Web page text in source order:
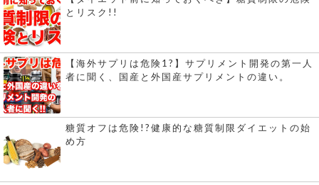
とリスク!!
【海外サプリは危険1?】サプリメント開発の第一人
者に聞く、国産と外国産サプリメントの違い。
糖質オフは危険!?健康的な糖質制限ダイエットの始
め方